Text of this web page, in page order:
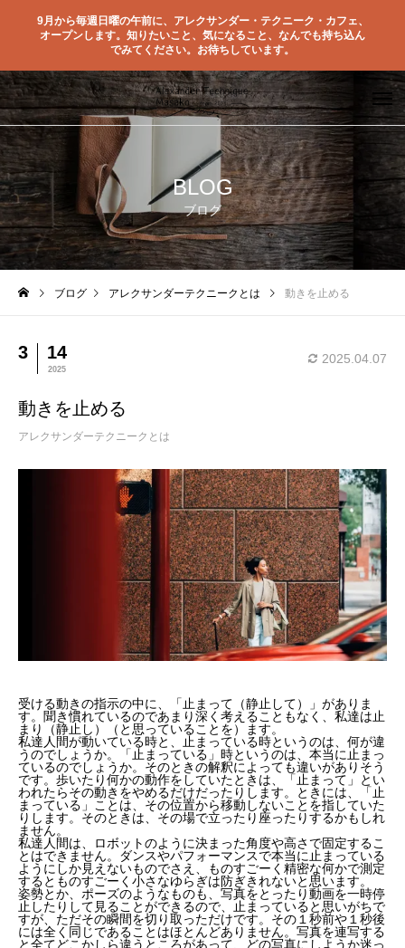
9月から毎週日曜の午前に、アレクサンダー・テクニーク・カフェ、
オープンします。知りたいこと、気になること、なんでも持ち込ん
でみてください。お待ちしています。
BLOG
ブログ
ブログ アレクサンダーテクニークとは 動きを止める
3 14
2025
2025.04.07
動きを止める
アレクサンダーテクニークとは
受ける動きの指示の中に、「止まって（静止して）」がありま
す。聞き慣れているのであまり深く考えることもなく、私達は止
まり（静止し）（と思っていることを）ます。
私達人間が動いている時と、止まっている時というのは、何が違
うのでしょうか。「止まっている」時というのは、本当に止まっ
ているのでしょうか。そのときの解釈によっても違いがありそう
です。歩いたり何かの動作をしていたときは、「止まって」とい
われたらその動きをやめるだけだったりします。ときには、「止
まっている」ことは、その位置から移動しないことを指していた
りします。そのときは、その場で立ったり座ったりするかもしれ
ません。
私達人間は、ロボットのように決まった角度や高さで固定するこ
とはできません。ダンスやパフォーマンスで本当に止まっている
ようにしか見えないものでさえ、ものすごーく精密な何かで測定
するとものすごーく小さなゆらぎは防ぎきれないと思います。
姿勢とか、ポーズのようなものも、写真をとったり動画を一時停
止したりして見ることができるので、止まっていると思いがちで
すが、ただその瞬間を切り取っただけです。その１秒前や１秒後
には全く同じであることはほとんどありません。写真を連写する
と全てどこかしら違うところがあって、どの写真にしようか迷っ